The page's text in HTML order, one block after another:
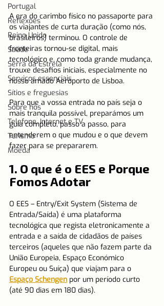
Portugal
Reflexões
Reino Unido
Saúde
Serra da Estrela
Serviços essenciais
Sítios e freguesias
Sobre nós
Telefone, Internet e TV
Turismo
Moeda
A era do carimbo físico no passaporte para
os viajantes de curta duração (como nós,
brasileiros) terminou. O controle de
fronteiras tornou-se digital, mais
tecnológico e, como toda grande mudança,
trouxe desafios iniciais, especialmente no
nosso amado Aeroporto de Lisboa.
Para que a vossa entrada no país seja o
mais tranquila possível, preparámos um
guia completo, passo a passo, para
entenderem o que mudou e o que devem
fazer para se prepararem.
1. O que é o EES e Porque
Fomos Adotar
O EES – Entry/Exit System (Sistema de
Entrada/Saída) é uma plataforma
tecnológica que regista eletronicamente a
entrada e a saída de cidadãos de países
terceiros (aqueles que não fazem parte da
União Europeia, Espaço Económico
Europeu ou Suíça) que viajam para o
Espaço Schengen por um período curto
(até 90 dias em 180 dias).